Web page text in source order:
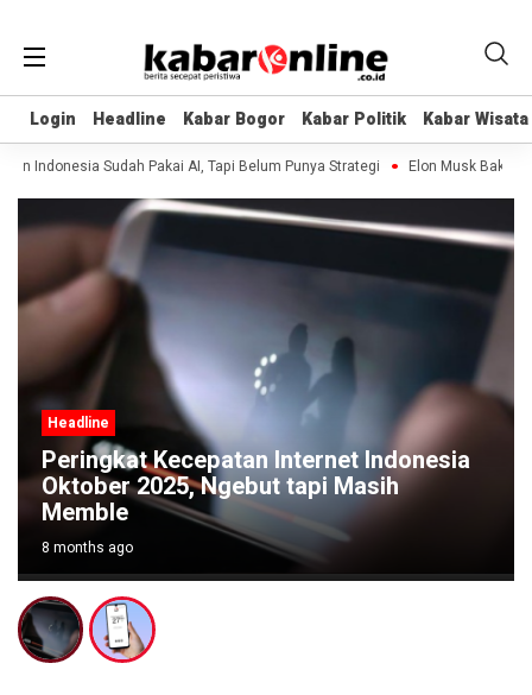
Login Headline Kabar Bogor Kabar Politik Kabar Wisata
Login Headline Kabar Bogor Kabar Politik Kabar Wisata
Indonesia Sudah Pakai AI, Tapi Belum Punya Strategi Elon Musk Bakal
Headline
Kecepatan Internet Indonesia Naik 3
Peringkat, Bekasi dan Jaksel Tercepat
11 months ago